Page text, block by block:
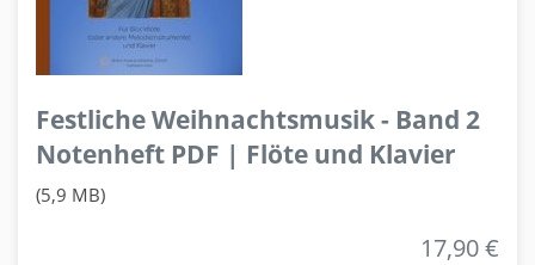
Festliche Weihnachtsmusik - Band 2
Notenheft PDF | Flöte und Klavier
(5,9 MB)
17,90 €